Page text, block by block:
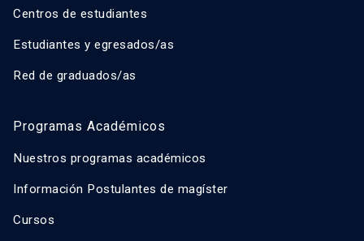
Centros de estudiantes
Estudiantes y egresados/as
Red de graduados/as
Programas Académicos
Nuestros programas académicos
Información Postulantes de magíster
Cursos